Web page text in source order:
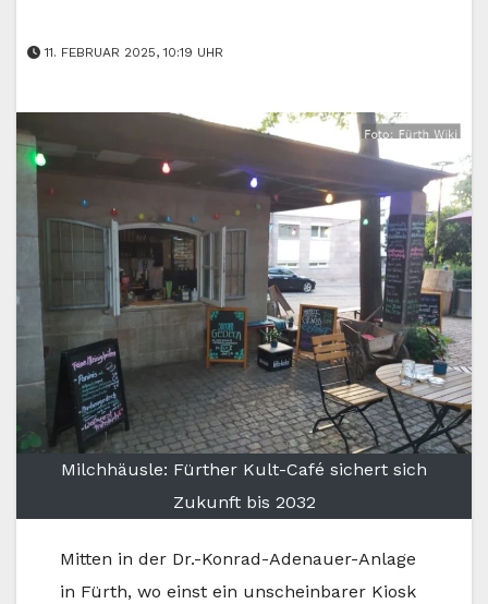
11. FEBRUAR 2025, 10:19 UHR
Milchhäusle: Fürther Kult-Café sichert sich
Zukunft bis 2032
Mitten in der Dr.-Konrad-Adenauer-Anlage
in Fürth, wo einst ein unscheinbarer Kiosk